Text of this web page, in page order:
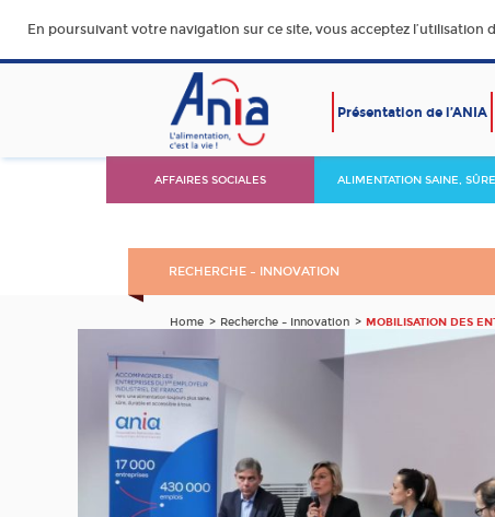
En poursuivant votre navigation sur ce site, vous acceptez
Présentation de l’ANIA
AFFAIRES SOCIALES ALIMENTATION SAINE,
RECHERCHE – INNOVATION
Home Recherche – Innovation MOBILISATION DES